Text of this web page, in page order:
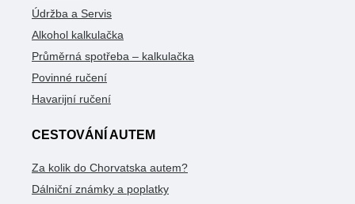
Údržba a Servis
Alkohol kalkulačka
Průměrná spotřeba – kalkulačka
Povinné ručení
Havarijní ručení
CESTOVÁNÍ AUTEM
Za kolik do Chorvatska autem?
Dálniční známky a poplatky